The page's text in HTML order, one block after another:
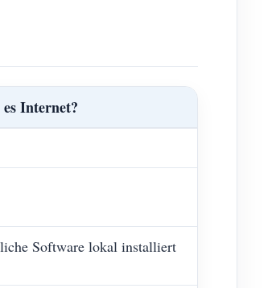
Internet?
Software lokal installiert